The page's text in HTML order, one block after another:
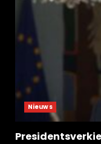
Nieuws